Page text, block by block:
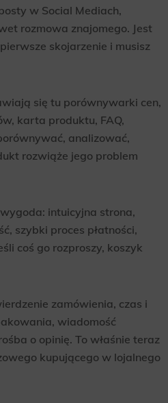
w Social Mediach,
rozmowa znajomego. Jest
skojarzenie i musisz
się tu porównywarki cen,
karta produktu, FAQ,
analizować,
rozwiąże jego problem
intuicyjna strona,
szybki proces płatności,
coś go rozproszy, koszyk
zamówienia, czas i
wiadomość
o opinię. To właśnie teraz
kupującego w lojalnego